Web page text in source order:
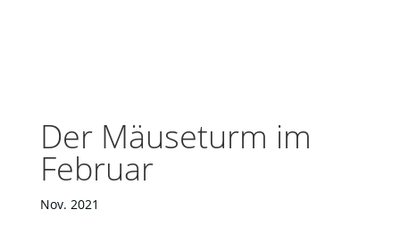
Der Mäuseturm im
Februar
Nov. 2021